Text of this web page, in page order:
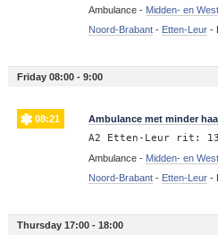
Ambulance - Midden- en
Noord-Brabant- Etten-Leur-
Friday 08:00 - 9:00
08:21 Ambulance met minder
A2 Etten-Leur rit:
Ambulance - Midden- en
Noord-Brabant- Etten-Leur-
Thursday 17:00 - 18:00